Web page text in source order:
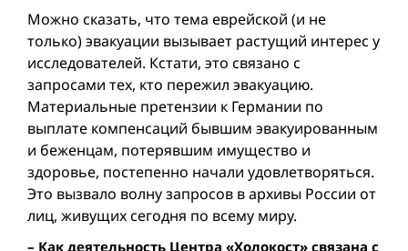
Можно сказать, что тема еврейской (и не
только) эвакуации вызывает растущий интерес у
исследователей. Кстати, это связано с
запросами тех, кто пережил эвакуацию.
Материальные претензии к Германии по
выплате компенсаций бывшим эвакуированным
и беженцам, потерявшим имущество и
здоровье, постепенно начали удовлетворяться.
Это вызвало волну запросов в архивы России от
лиц, живущих сегодня по всему миру.
– Как деятельность Центра «Холокост» связана с